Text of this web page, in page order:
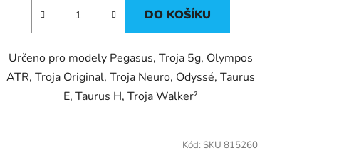
DO KOŠÍKU
Určeno pro modely Pegasus, Troja 5g, Olympos
ATR, Troja Original, Troja Neuro, Odyssé, Taurus
E, Taurus H, Troja Walker²
Kód: SKU 815260